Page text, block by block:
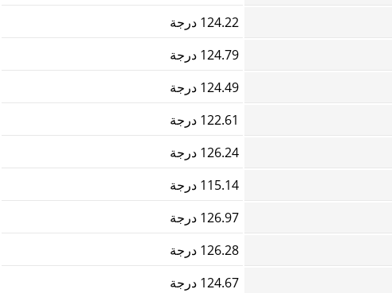
124.22 درجة
124.79 درجة
124.49 درجة
122.61 درجة
126.24 درجة
115.14 درجة
126.97 درجة
126.28 درجة
124.67 درجة